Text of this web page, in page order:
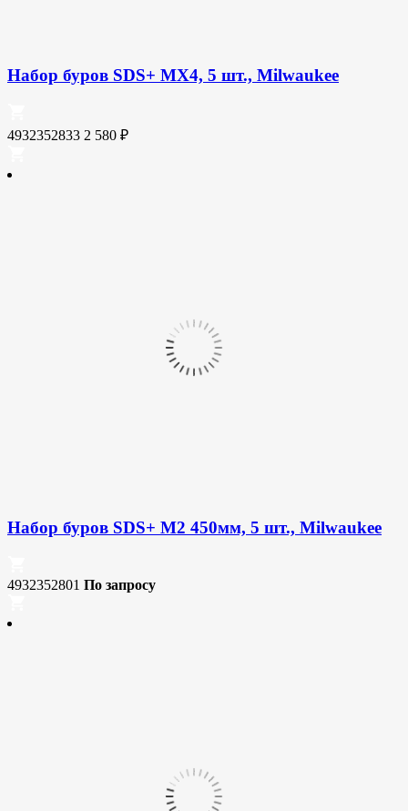
Набор буров SDS+ MX4, 5 шт., Milwaukee
4932352833 2 580 ₽
Набор буров SDS+ M2 450мм, 5 шт., Milwaukee
4932352801 По запросу